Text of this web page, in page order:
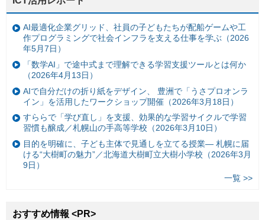
AI最適化企業グリッド、社員の子どもたちが配船ゲームや工
作プログラミングで社会インフラを支える仕事を学ぶ（2026
年5月7日）
「数学AI」で途中式まで理解できる学習支援ツールとは何か
（2026年4月13日）
AIで自分だけの折り紙をデザイン、 豊洲で「うさプロオンラ
イン」を活用したワークショップ開催（2026年3月18日）
すららで「学び直し」を支援、効果的な学習サイクルで学習
習慣も醸成／札幌山の手高等学校（2026年3月10日）
目的を明確に、子ども主体で見通しを立てる授業— 札幌に届
ける“大樹町の魅力”／北海道大樹町立大樹小学校（2026年3月
9日）
一覧 >>
おすすめ情報 <PR>